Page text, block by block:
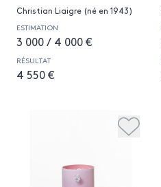
Christian Liaigre (né en 1943)
ESTIMATION
3 000 / 4 000 €
RÉSULTAT
4 550 €